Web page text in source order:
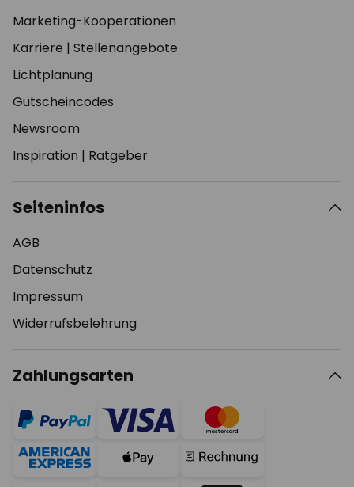
Marketing-Kooperationen
Karriere | Stellenangebote
Lichtplanung
Gutscheincodes
Newsroom
Inspiration | Ratgeber
Seiteninfos
AGB
Datenschutz
Impressum
Widerrufsbelehrung
Zahlungsarten